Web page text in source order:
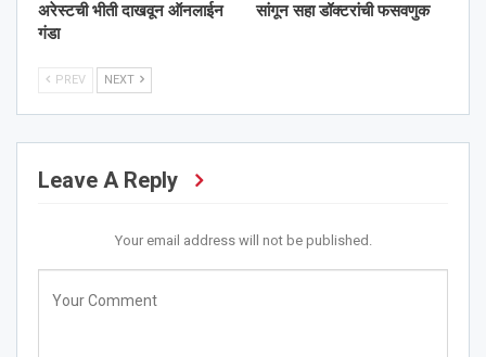
अरेस्टची भीती दाखवून ऑनलाईन
गंडा
सांगून सहा डॉक्टरांची फसवणुक
PREV NEXT
Leave A Reply
Your email address will not be published.